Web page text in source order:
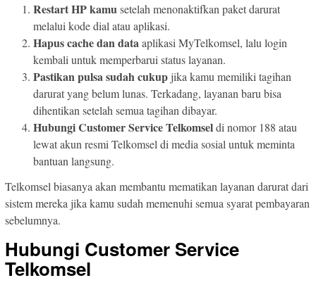
Restart HP kamusetelah menonaktifkan paket darurat
melalui kode dial atau aplikasi.
Hapus cache dan dataaplikasi MyTelkomsel, lalu login
kembali untuk memperbarui status layanan.
Pastikan pulsa sudah cukup jika kamu memiliki tagihan
darurat yang belum lunas. Terkadang, layanan baru bisa
dihentikan setelah semua tagihan dibayar.
Hubungi Customer Service Telkomseldi nomor 188 atau
lewat akun resmi Telkomsel di media sosial untuk meminta
bantuan langsung.
Telkomsel biasanya akan membantu mematikan layanan darurat dari
sistem mereka jika kamu sudah memenuhi semua syarat pembayaran
sebelumnya.
Hubungi Customer Service
Telkomsel